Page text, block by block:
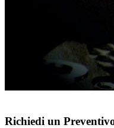
Richiedi un